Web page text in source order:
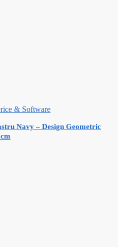
& Software
Navy – Design Geometric